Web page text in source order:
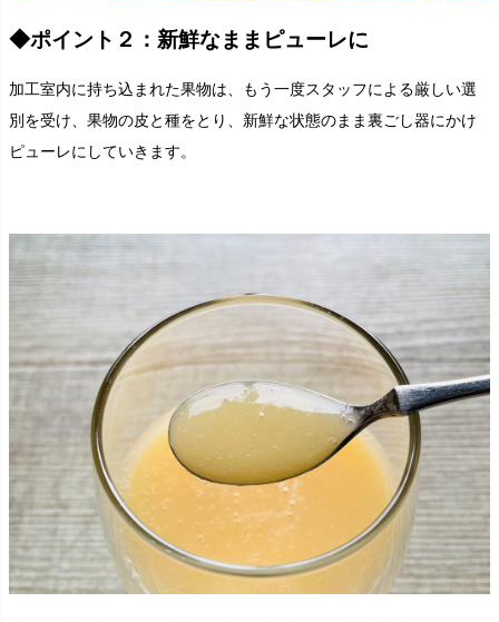
◆ポイント２：新鮮なままピューレに
加工室内に持ち込まれた果物は、もう一度スタッフによる厳しい選
別を受け、果物の皮と種をとり、新鮮な状態のまま裏ごし器にかけ
ピューレにしていきます。